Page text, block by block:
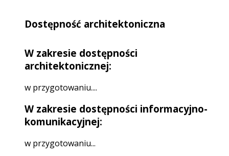
Dostępność architektoniczna
W zakresie dostępności
architektonicznej:
w przygotowaniu....
W zakresie dostępności informacyjno-
komunikacyjnej:
w przygotowaniu...